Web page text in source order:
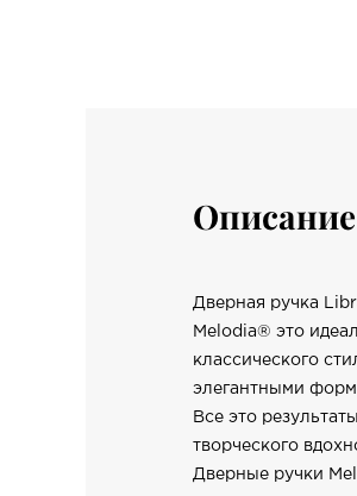
Описание
Дверная ручка
Melodia® это
классического
элегантными
Все это
творческого
Дверные ручки